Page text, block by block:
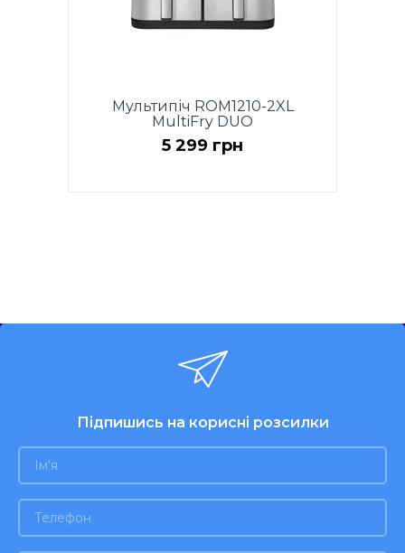
Мультипіч ROM1210-2XL
MultiFry DUO
5 299 грн
Підпишись на корисні розсилки